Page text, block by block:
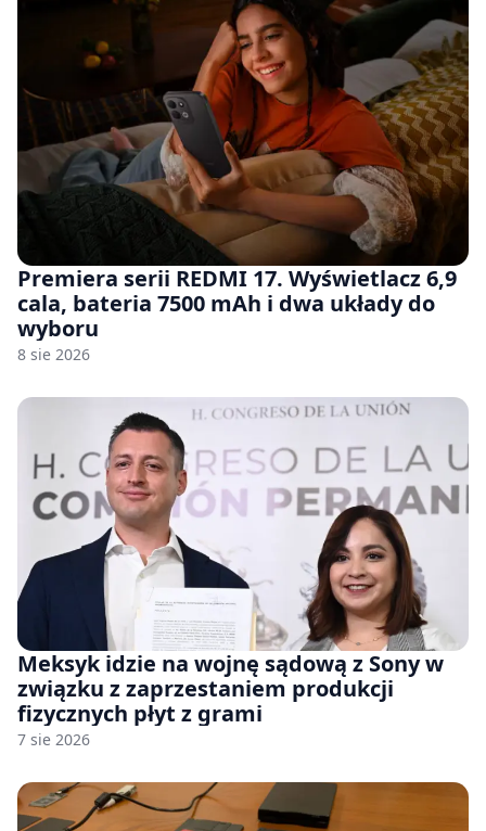
Premiera serii REDMI 17. Wyświetlacz 6,9
cala, bateria 7500 mAh i dwa układy do
wyboru
8 sie 2026
Meksyk idzie na wojnę sądową z Sony w
związku z zaprzestaniem produkcji
fizycznych płyt z grami
7 sie 2026